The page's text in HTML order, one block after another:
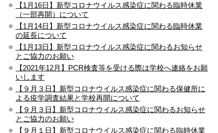
【1月16日】新型コロナウイルス感染症に関わる臨時休業
（一部再開）について
【1月14日】新型コロナウイルス感染症に関わる臨時休業
の延長について
【1月13日】新型コロナウイルス感染症に関わるお知らせ
とご協力のお願い
【2021年12月】PCR検査等を受ける際は学校へ連絡をお願
いします
【９月３日】新型コロナウイルス感染症に関わる保健所に
よる疫学調査結果と学校再開について
【９月３日】新型コロナウイルス感染症に関わるお知らせ
とご協力のお願い
【９月１日】新型コロナウイルス感染症に関わる臨時休業